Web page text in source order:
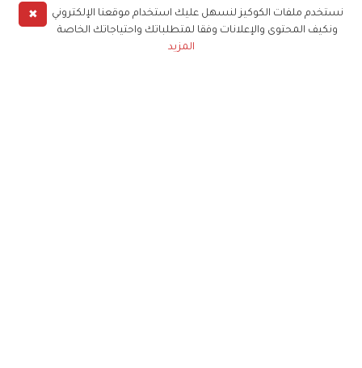
✖
نستخدم ملفات الكوكيز لنسهل عليك استخدام موقعنا الإلكتروني
ونكيف المحتوى والإعلانات وفقا لمتطلباتك واحتياجاتك الخاصة
المزيد